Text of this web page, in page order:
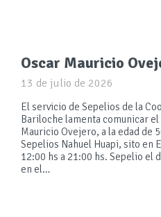
Oscar Mauricio
13 de julio de 2026
El servicio de Sepelios de la
Bariloche lamenta comunicar
Mauricio Ovejero, a la edad de
Sepelios Nahuel Huapi, sito en
12:00 hs a 21:00 hs. Sepelio el
en el…